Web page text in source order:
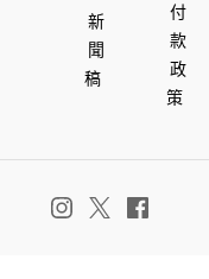
新
聞
稿
付
款
政
策